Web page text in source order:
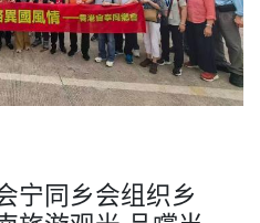
宁同乡会组织乡